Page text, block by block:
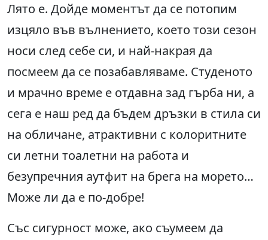
Лято е. Дойде моментът да се потопим
изцяло във вълнението, което този сезон
носи след себе си, и най-накрая да
посмеем да се позабавляваме. Студеното
и мрачно време е отдавна зад гърба ни, а
сега е наш ред да бъдем дръзки в стила си
на обличане, атрактивни с колоритните
си летни тоалетни на работа и
безупречния аутфит на брега на морето…
Може ли да е по-добре!
Със сигурност може, ако съумеем да